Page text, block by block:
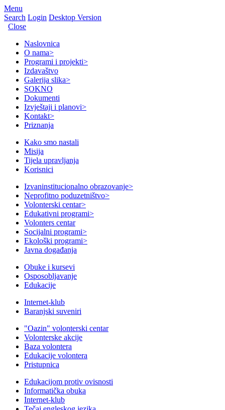
Menu
Search Login Desktop Version
Close
Naslovnica
O nama>
Programi i projekti>
Izdavaštvo
Galerija slika>
SOKNO
Dokumenti
Izvještaji i planovi>
Kontakt>
Priznanja
Kako smo nastali
Misija
Tijela upravljanja
Korisnici
Izvaninstitucionalno obrazovanje>
Neprofitno poduzetništvo>
Volonterski centar>
Edukativni programi>
Volonters centar
Socijalni programi>
Ekološki programi>
Javna događanja
Obuke i kursevi
Osposobljavanje
Edukacije
Internet-klub
Baranjski suveniri
"Oazin" volonterski centar
Volonterske akcije
Baza volontera
Edukacije volontera
Pristupnica
Edukacijom protiv ovisnosti
Informatička obuka
Internet-klub